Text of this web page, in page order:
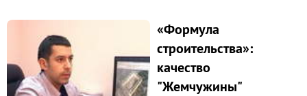
«Формула
строительства»:
качество
"Жемчужины"